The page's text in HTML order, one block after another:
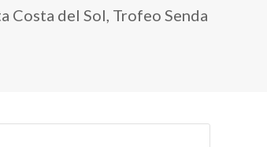
Costa del Sol, Trofeo Senda